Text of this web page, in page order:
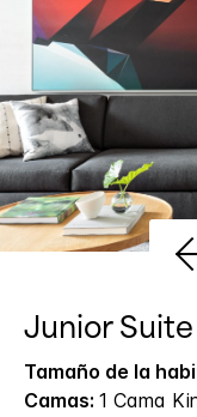
Junior Suite
Tamaño de la
Camas: 1 Cama